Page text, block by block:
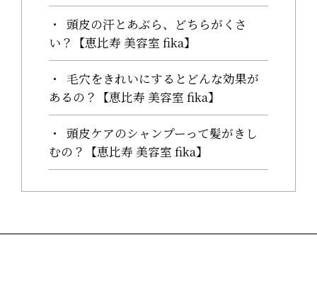
頭皮の汗とあぶら、どちらがくさ
い？【恵比寿 美容室 fika】
毛穴をきれいにするとどんな効果が
あるの？【恵比寿 美容室 fika】
頭皮ケアのシャンプーって髪がきし
むの？【恵比寿 美容室 fika】